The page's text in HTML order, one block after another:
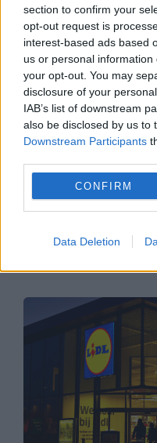
section to confirm your
opt-out request is
interest-based ads based
us or personal
your opt-out. You may
disclosure of your
IAB’s list of downstream
also be disclosed by us to
Downstream Participants
CONFIRM
Data Deletion
Constanța,
Orașul a primit